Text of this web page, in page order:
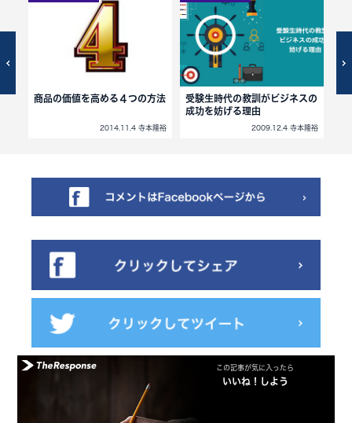
商品の価値を高める４つの方法
2014.11.4 寺本隆裕
受験生時代の教訓がビジネスの
成功を妨げる理由
2009.12.4 寺本隆裕
この記事が気に入ったら
いいね！しよう